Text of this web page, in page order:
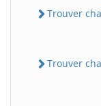
Trouver
Trouver